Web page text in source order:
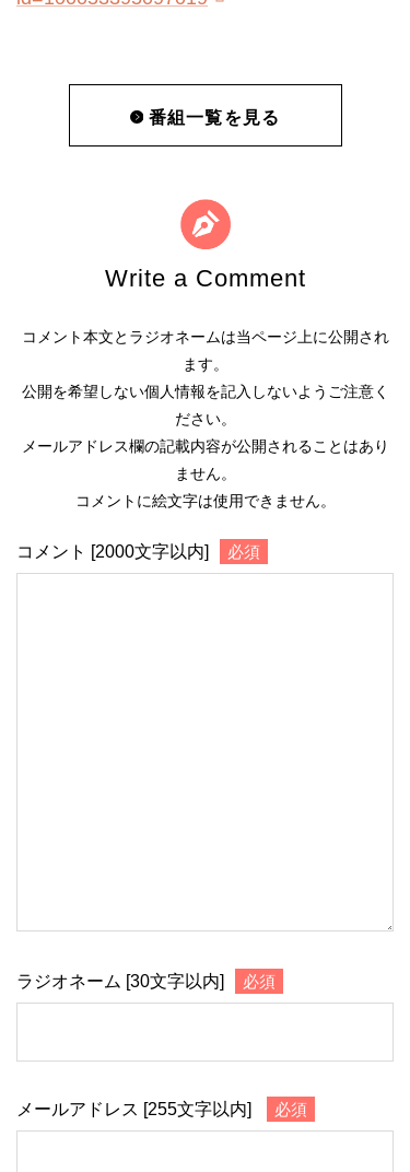
番組一覧を見る
Write a Comment
コメント本文とラジオネームは当ページ上に公開され
ます。
公開を希望しない個人情報を記入しないようご注意く
ださい。
メールアドレス欄の記載内容が公開されることはあり
ません。
コメントに絵文字は使用できません。
コメント [2000文字以内] 必須
ラジオネーム [30文字以内] 必須
メールアドレス [255文字以内] 必須